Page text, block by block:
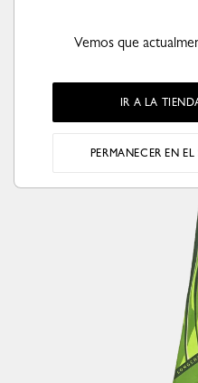
Vemos que
IR A LA
PERMANECER EN